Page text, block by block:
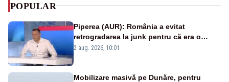
POPULAR
Piperea (AUR): România a evitat
retrogradarea la junk pentru că era o
catastrofă pentru bănci și fondurile de
2 aug. 2026, 10:01
Mobilizare masivă pe Dunăre, pentru